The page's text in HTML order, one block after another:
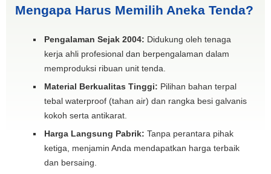
Mengapa Harus Memilih Aneka Tenda?
Pengalaman Sejak 2004: Didukung oleh tenaga
kerja ahli profesional dan berpengalaman dalam
memproduksi ribuan unit tenda.
Material Berkualitas Tinggi: Pilihan bahan terpal
tebal waterproof (tahan air) dan rangka besi galvanis
kokoh serta antikarat.
Harga Langsung Pabrik: Tanpa perantara pihak
ketiga, menjamin Anda mendapatkan harga terbaik
dan bersaing.